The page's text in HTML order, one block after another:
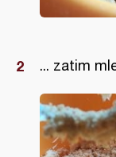
... zatim